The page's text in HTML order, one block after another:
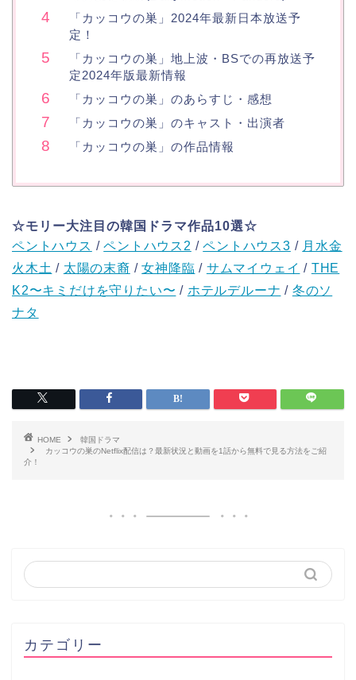
「カッコウの巣」2024年最新日本放送予
定！
「カッコウの巣」地上波・BSでの再放送予
定2024年版最新情報
「カッコウの巣」のあらすじ・感想
「カッコウの巣」のキャスト・出演者
「カッコウの巣」の作品情報
☆モリー大注目の韓国ドラマ作品10選☆
ペントハウス /ペントハウス2 /ペントハウス3 / 月水金
火木土 / 太陽の末裔 /女神降臨 / サムマイウェイ / THE
K2〜キミだけを守りたい〜 / ホテルデルーナ / 冬のソ
ナタ
HOME
韓国ドラマ
カッコウの巣のNetflix配信は？最新状況と動画を1話から無料で見る方法をご紹
介！
カテゴリー